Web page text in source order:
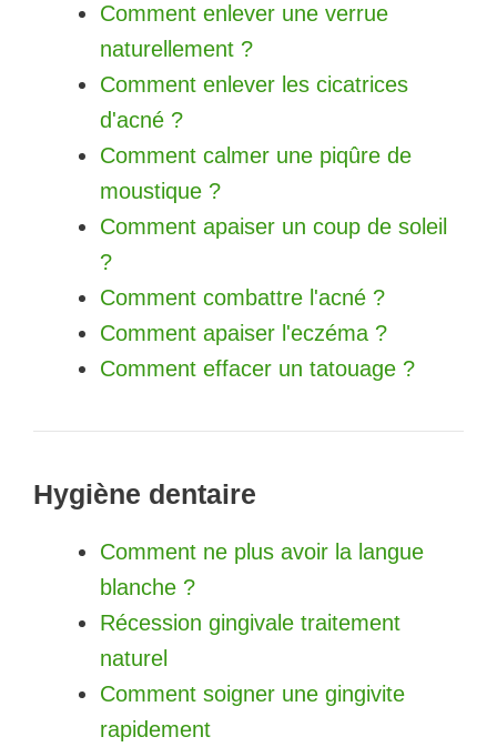
Comment enlever une verrue
naturellement ?
Comment enlever les cicatrices
d'acné ?
Comment calmer une piqûre de
moustique ?
Comment apaiser un coup de soleil
?
Comment combattre l'acné ?
Comment apaiser l'eczéma ?
Comment effacer un tatouage ?
Hygiène dentaire
Comment ne plus avoir la langue
blanche ?
Récession gingivale traitement
naturel
Comment soigner une gingivite
rapidement